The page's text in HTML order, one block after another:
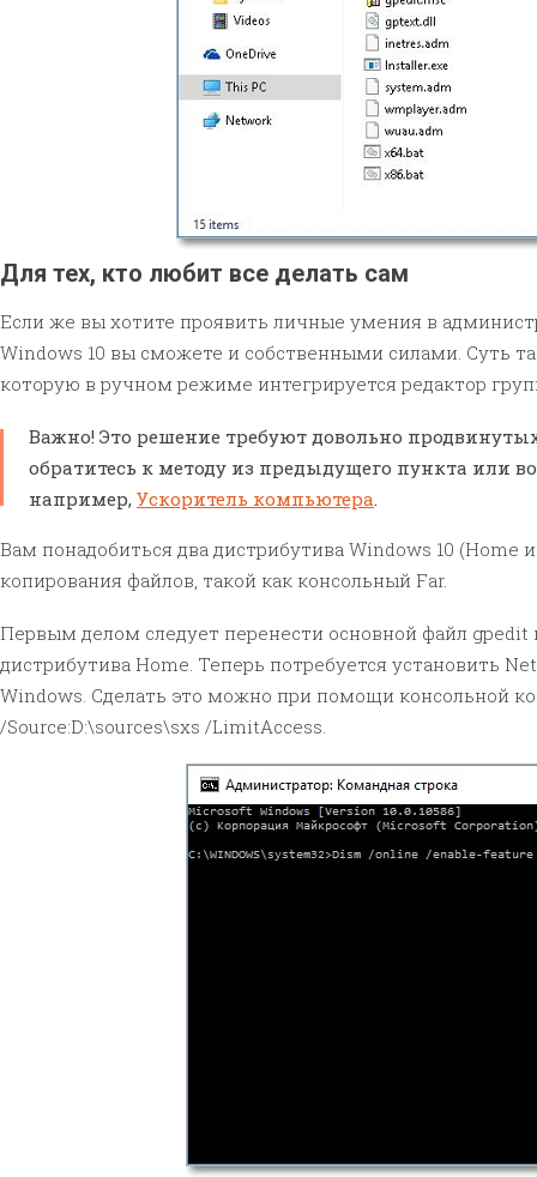
Для тех, кто любит все делать сам
Если же вы хотите проявить личные умения в
Windows 10 вы сможете и собственными силами. Суть
которую в ручном режиме интегрируется редактор
Важно! Это решение требуют довольно
обратитесь к методу из предыдущего пункта или
например, Ускоритель компьютера.
Вам понадобиться два дистрибутива Windows 10
копирования файлов, такой как консольный Far.
Первым делом следует перенести основной файл gpedit
дистрибутива Home. Теперь потребуется установить
Windows. Сделать это можно при помощи консольной
/Source:D:\sources\sxs /LimitAccess.